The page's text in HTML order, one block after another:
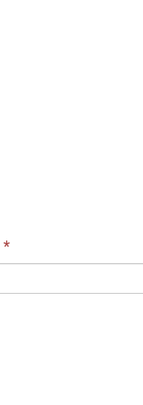
*